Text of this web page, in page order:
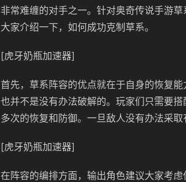
非常难缠的对手之一。针对奥奇传说手游
大家介绍一下，如何成功克制草系。
[虎牙奶瓶加速器]
首先，草系阵容的优点就在于自身的恢复
也并不是没有办法破解的。玩家们只需要
多次的恢复和防御。一旦敌人没有办法采
[虎牙奶瓶加速器]
在阵容的编排方面，输出角色建议大家考